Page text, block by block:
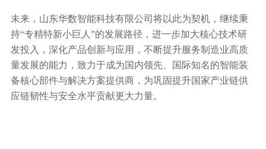
未来，山东华数智能科技有限公司将以此为契机，继续秉
持“专精特新小巨人”的发展路径，进一步加大核心技术研
发投入，深化产品创新与应用，不断提升服务制造业高质
量发展的能力，致力于成为国内领先、国际知名的智能装
备核心部件与解决方案提供商，为巩固提升国家产业链供
应链韧性与安全水平贡献更大力量。